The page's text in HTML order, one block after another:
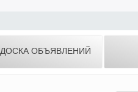
ДОСКА ОБЪЯВЛЕНИЙ